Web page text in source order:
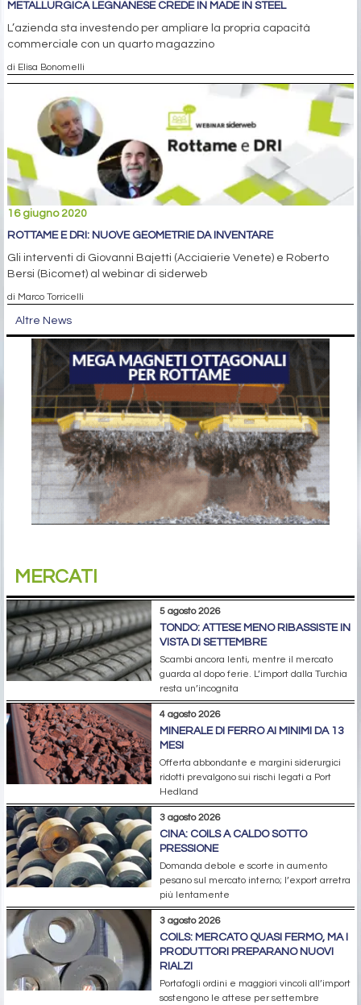
METALLURGICA LEGNANESE CREDE IN MADE IN STEEL
L’azienda sta investendo per ampliare la propria capacità
commerciale con un quarto magazzino
di Elisa Bonomelli
16 giugno 2020
ROTTAME E DRI: NUOVE GEOMETRIE DA INVENTARE
Gli interventi di Giovanni Bajetti (Acciaierie Venete) e Roberto
Bersi (Bicomet) al webinar di siderweb
di Marco Torricelli
Altre News
MERCATI
5 agosto 2026
TONDO: ATTESE MENO RIBASSISTE IN
VISTA DI SETTEMBRE
Scambi ancora lenti, mentre il mercato
guarda al dopo ferie. L’import dalla Turchia
resta un’incognita
4 agosto 2026
MINERALE DI FERRO AI MINIMI DA 13
MESI
Offerta abbondante e margini siderurgici
ridotti prevalgono sui rischi legati a Port
Hedland
3 agosto 2026
CINA: COILS A CALDO SOTTO
PRESSIONE
Domanda debole e scorte in aumento
pesano sul mercato interno; l’export arretra
più lentamente
3 agosto 2026
COILS: MERCATO QUASI FERMO, MA I
PRODUTTORI PREPARANO NUOVI
RIALZI
Portafogli ordini e maggiori vincoli all’import
sostengono le attese per settembre